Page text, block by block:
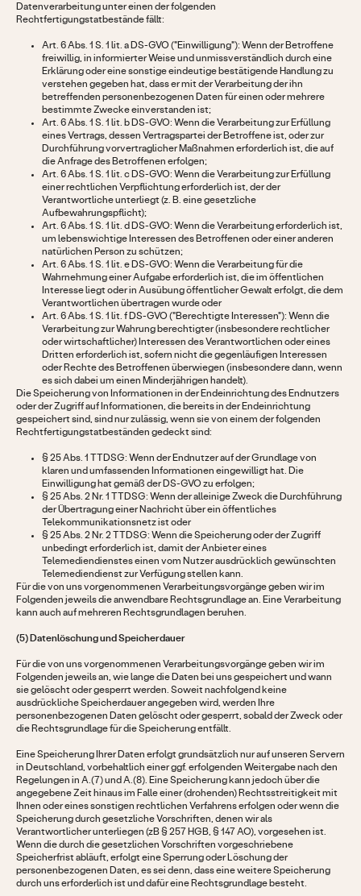
Datenverarbeitung unter einen der folgenden
Rechtfertigungstatbestände fällt:
Art. 6 Abs. 1 S. 1 lit. a DS-GVO ("Einwilligung"): Wenn der Betroffene
freiwillig, in informierter Weise und unmissverständlich durch eine
Erklärung oder eine sonstige eindeutige bestätigende Handlung zu
verstehen gegeben hat, dass er mit der Verarbeitung der ihn
betreffenden personenbezogenen Daten für einen oder mehrere
bestimmte Zwecke einverstanden ist;
Art. 6 Abs. 1 S. 1 lit. b DS-GVO: Wenn die Verarbeitung zur Erfüllung
eines Vertrags, dessen Vertragspartei der Betroffene ist, oder zur
Durchführung vorvertraglicher Maßnahmen erforderlich ist, die auf
die Anfrage des Betroffenen erfolgen;
Art. 6 Abs. 1 S. 1 lit. c DS-GVO: Wenn die Verarbeitung zur Erfüllung
einer rechtlichen Verpflichtung erforderlich ist, der der
Verantwortliche unterliegt (z. B. eine gesetzliche
Aufbewahrungspflicht);
Art. 6 Abs. 1 S. 1 lit. d DS-GVO: Wenn die Verarbeitung erforderlich ist,
um lebenswichtige Interessen des Betroffenen oder einer anderen
natürlichen Person zu schützen;
Art. 6 Abs. 1 S. 1 lit. e DS-GVO: Wenn die Verarbeitung für die
Wahrnehmung einer Aufgabe erforderlich ist, die im öffentlichen
Interesse liegt oder in Ausübung öffentlicher Gewalt erfolgt, die dem
Verantwortlichen übertragen wurde oder
Art. 6 Abs. 1 S. 1 lit. f DS-GVO ("Berechtigte Interessen"): Wenn die
Verarbeitung zur Wahrung berechtigter (insbesondere rechtlicher
oder wirtschaftlicher) Interessen des Verantwortlichen oder eines
Dritten erforderlich ist, sofern nicht die gegenläufigen Interessen
oder Rechte des Betroffenen überwiegen (insbesondere dann, wenn
es sich dabei um einen Minderjährigen handelt).
Die Speicherung von Informationen in der Endeinrichtung des Endnutzers
oder der Zugriff auf Informationen, die bereits in der Endeinrichtung
gespeichert sind, sind nur zulässig, wenn sie von einem der folgenden
Rechtfertigungstatbeständen gedeckt sind:
§ 25 Abs. 1 TTDSG: Wenn der Endnutzer auf der Grundlage von
klaren und umfassenden Informationen eingewilligt hat. Die
Einwilligung hat gemäß der DS-GVO zu erfolgen;
§ 25 Abs. 2 Nr. 1 TTDSG: Wenn der alleinige Zweck die Durchführung
der Übertragung einer Nachricht über ein öffentliches
Telekommunikationsnetz ist oder
§ 25 Abs. 2 Nr. 2 TTDSG: Wenn die Speicherung oder der Zugriff
unbedingt erforderlich ist, damit der Anbieter eines
Telemediendienstes einen vom Nutzer ausdrücklich gewünschten
Telemediendienst zur Verfügung stellen kann.
Für die von uns vorgenommenen Verarbeitungsvorgänge geben wir im
Folgenden jeweils die anwendbare Rechtsgrundlage an. Eine Verarbeitung
kann auch auf mehreren Rechtsgrundlagen beruhen.
(5) Datenlöschung und Speicherdauer
Für die von uns vorgenommenen Verarbeitungsvorgänge geben wir im
Folgenden jeweils an, wie lange die Daten bei uns gespeichert und wann
sie gelöscht oder gesperrt werden. Soweit nachfolgend keine
ausdrückliche Speicherdauer angegeben wird, werden Ihre
personenbezogenen Daten gelöscht oder gesperrt, sobald der Zweck oder
die Rechtsgrundlage für die Speicherung entfällt.
Eine Speicherung Ihrer Daten erfolgt grundsätzlich nur auf unseren Servern
in Deutschland, vorbehaltlich einer ggf. erfolgenden Weitergabe nach den
Regelungen in A.(7) und A.(8). Eine Speicherung kann jedoch über die
angegebene Zeit hinaus im Falle einer (drohenden) Rechtsstreitigkeit mit
Ihnen oder eines sonstigen rechtlichen Verfahrens erfolgen oder wenn die
Speicherung durch gesetzliche Vorschriften, denen wir als
Verantwortlicher unterliegen (zB § 257 HGB, § 147 AO), vorgesehen ist.
Wenn die durch die gesetzlichen Vorschriften vorgeschriebene
Speicherfrist abläuft, erfolgt eine Sperrung oder Löschung der
personenbezogenen Daten, es sei denn, dass eine weitere Speicherung
durch uns erforderlich ist und dafür eine Rechtsgrundlage besteht.